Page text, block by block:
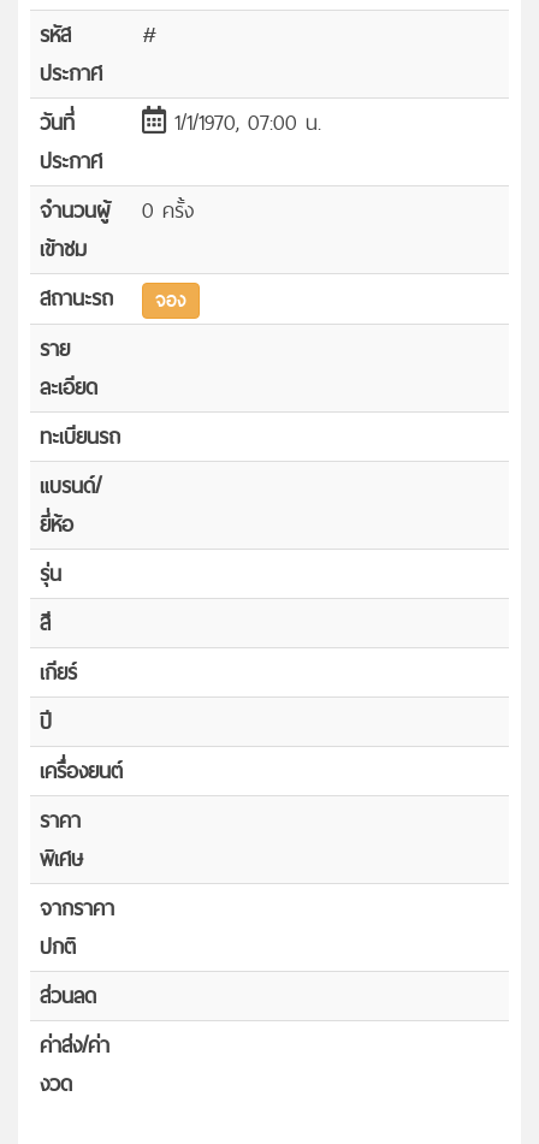
รหัส
ประกาศ
#
วันที่
ประกาศ
1/1/1970, 07:00 น.
จำนวนผู้
เข้าชม
0 ครั้ง
สถานะรถ จอง
ราย
ละเอียด
ทะเบียนรถ
แบรนด์/
ยี่ห้อ
รุ่น
สี
เกียร์
ปี
เครื่องยนต์
ราคา
พิเศษ
จากราคา
ปกติ
ส่วนลด
ค่าส่ง/ค่า
งวด